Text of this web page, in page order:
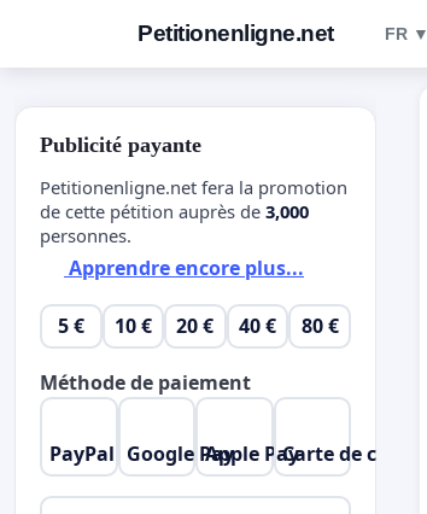
Petitionenligne.net FR ▼
Publicité payante
Petitionenligne.net fera la promotion
de cette pétition auprès de 3,000
personnes.
Apprendre encore plus...
5 € 10 € 20 € 40 € 80 €
Méthode de paiement
PayPal Google PayApple PayCarte de crédit